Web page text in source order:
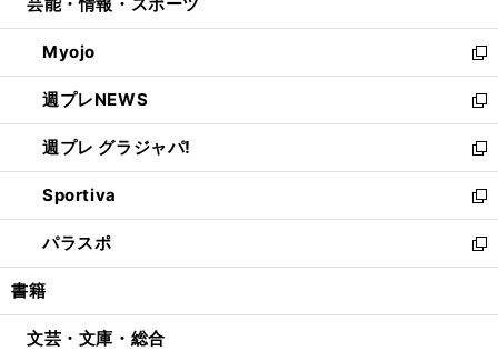
開
く
ウ
で
開
く
ン
ド
ウ
で
開
く
ウ
ィ
ン
ド
ウ
で
開
く
Myojo
新
し
い
ウ
ィ
ン
ド
ウ
で
開
週プレNEWS
新
し
い
ウ
ィ
ン
ド
ウ
開
週プレ グラジャパ!
新
し
い
ウ
ィ
ン
ウ
Sportiva
新
し
い
ウ
ン
パラスポ
新
し
ウ
書籍
文芸・文庫・総合